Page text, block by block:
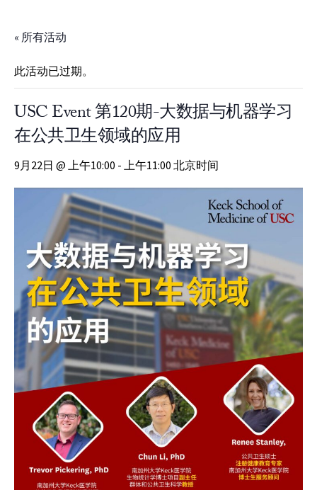
« 所有活动
此活动已过期。
USC Event 第120期-大数据与机器学习
在公共卫生领域的应用
9月22日 @ 上午10:00 - 上午11:00 北京时间